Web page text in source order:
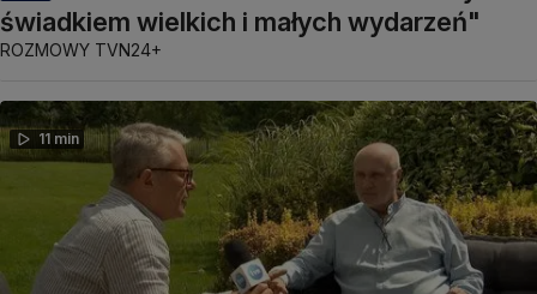
świadkiem wielkich i małych wydarzeń"
ROZMOWY TVN24+
11 min